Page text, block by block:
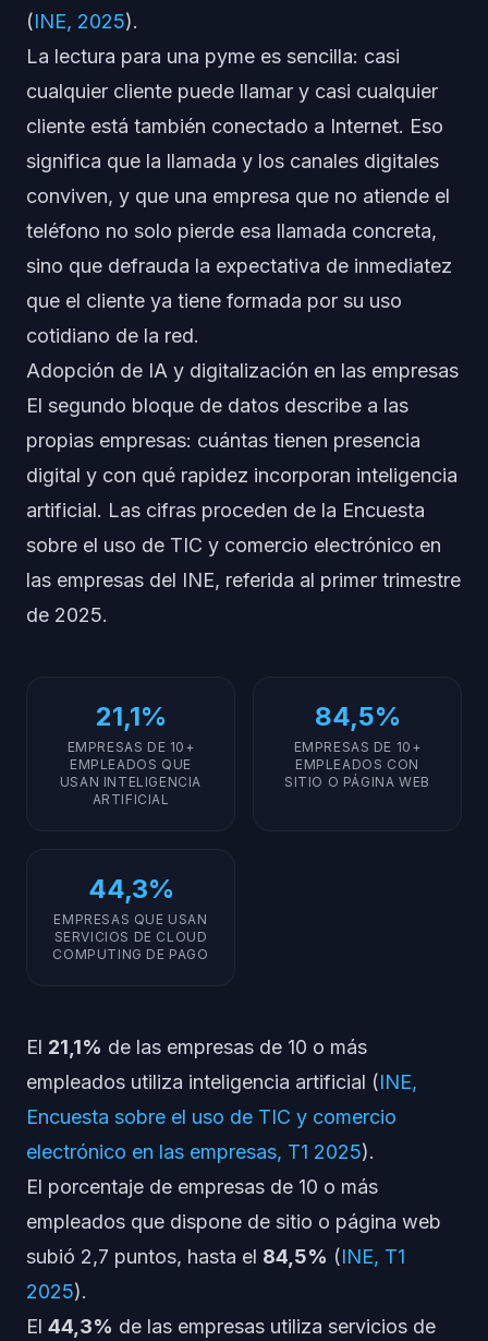
(INE, 2025).
La lectura para una pyme es sencilla: casi
cualquier cliente puede llamar y casi cualquier
cliente está también conectado a Internet. Eso
significa que la llamada y los canales digitales
conviven, y que una empresa que no atiende el
teléfono no solo pierde esa llamada concreta,
sino que defrauda la expectativa de inmediatez
que el cliente ya tiene formada por su uso
cotidiano de la red.
Adopción de IA y digitalización en las empresas
El segundo bloque de datos describe a las
propias empresas: cuántas tienen presencia
digital y con qué rapidez incorporan inteligencia
artificial. Las cifras proceden de la Encuesta
sobre el uso de TIC y comercio electrónico en
las empresas del INE, referida al primer trimestre
de 2025.
21,1%
EMPRESAS DE 10+
EMPLEADOS QUE
USAN INTELIGENCIA
ARTIFICIAL
84,5%
EMPRESAS DE 10+
EMPLEADOS CON
SITIO O PÁGINA WEB
44,3%
EMPRESAS QUE USAN
SERVICIOS DE CLOUD
COMPUTING DE PAGO
El 21,1% de las empresas de 10 o más
empleados utiliza inteligencia artificial (INE,
Encuesta sobre el uso de TIC y comercio
electrónico en las empresas, T1 2025).
El porcentaje de empresas de 10 o más
empleados que dispone de sitio o página web
subió 2,7 puntos, hasta el 84,5% (INE, T1
2025).
El 44,3% de las empresas utiliza servicios de